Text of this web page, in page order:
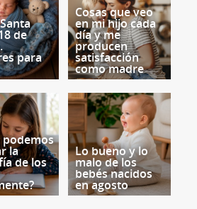
de
para
Cosas que veo
en mi hijo cada
día y me
producen
satisfacción
como madre
podemos
la
de los
Lo bueno y lo
malo de los
bebés nacidos
en agosto